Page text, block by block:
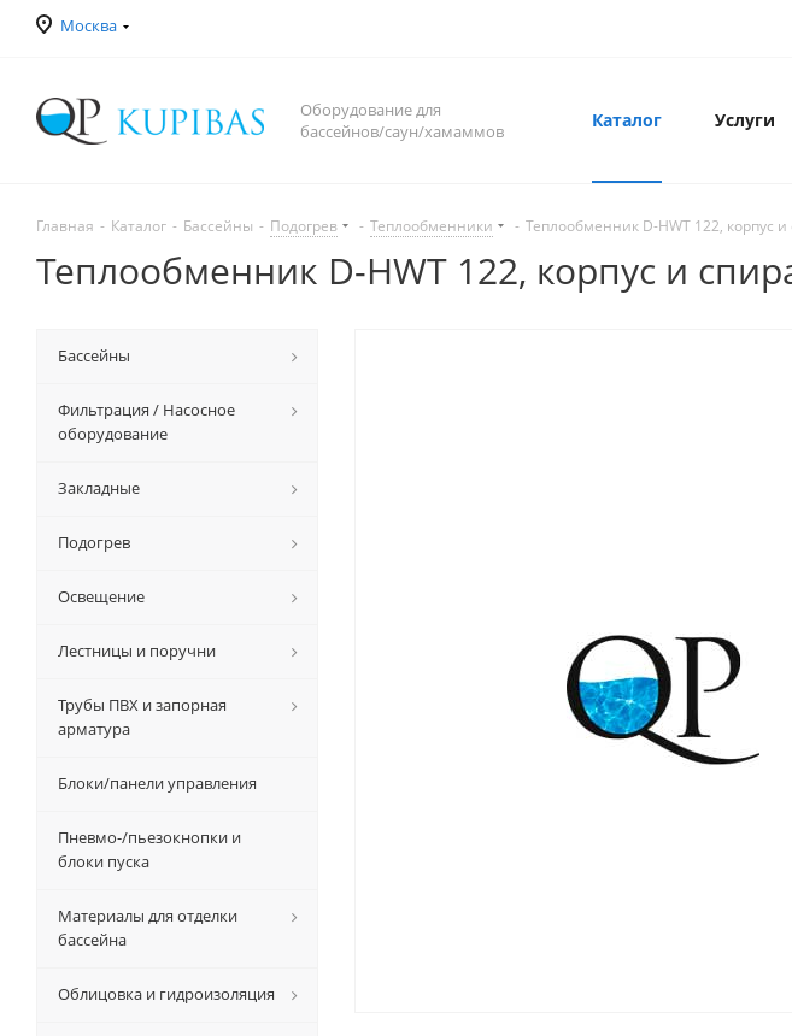
Москва
Оборудование для
бассейнов/саун/хамаммов
Каталог Услуги
Главная - Каталог - Бассейны - Подогрев - Теплообменники - Теплообменник D-HWT 122, корпус
Теплообменник D-HWT 122, корпус и
Бассейны
Фильтрация / Насосное
оборудование
Закладные
Подогрев
Освещение
Лестницы и поручни
Трубы ПВХ и запорная
арматура
Блоки/панели управления
Пневмо-/пьезокнопки и
блоки пуска
Материалы для отделки
бассейна
Облицовка и гидроизоляция